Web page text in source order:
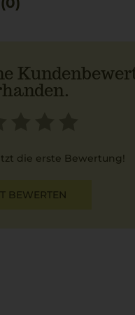
die erste Bewertung!
BEWERTEN